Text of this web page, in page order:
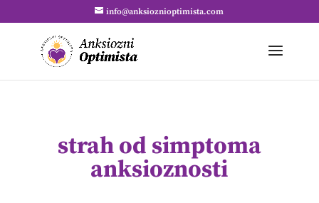
info@anksioznioptimista.com
strah od simptoma
anksioznosti